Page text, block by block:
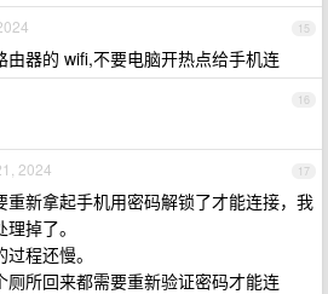
15
由器的 wifi,不要电脑开热点给手机连
16
17
2024
重新拿起手机用密码解锁了才能连接，我
掉了。
程还慢。
厕所回来都需要重新验证密码才能连